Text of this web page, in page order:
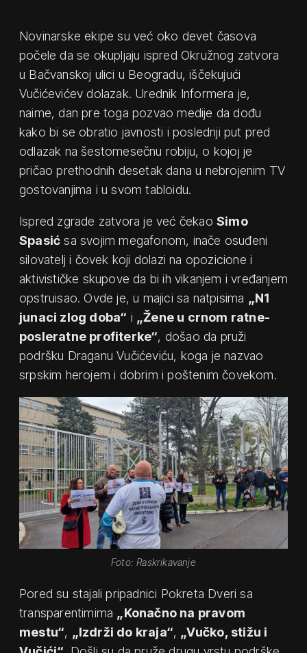
Novinarske ekipe su već oko devet časova
počele da se okupljaju ispred Okružnog zatvora
u Bačvanskoj ulici u Beogradu, iščekujući
Vučićevićev dolazak. Urednik Informera je,
naime, dan pre toga pozvao medije da dođu
kako bi se obratio javnosti i poslednji put pred
odlazak na šestomesečnu robiju, o kojoj je
pričao prethodnih desetak dana u nebrojenim TV
gostovanjima i u svom tabloidu.
Ispred zgrade zatvora je već čekao Simo
Spasić sa svojim megafonom, inače osuđeni
silovatelj i čovek koji dolazi na opozicione i
aktivističke skupove da bi ih vikanjem i vređanjem
opstruisao. Ovde je, u majici sa natpisima „N1
junaci zlog doba“ i „Žene u crnom ratne-
posleratne profiterke“, došao da pruži
podršku Draganu Vučićeviću, koga je nazvao
srpskim herojem i dobrim i poštenim čovekom.
Foto: Raskrikavanje
Pored su stajali pripadnici Pokreta Dveri sa
transparentimima „Konačno na pravom
mestu“, „Izdrži do kraja“, „Vučko, stižu i